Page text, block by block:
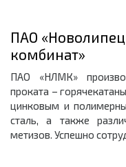
ПАО
комбинат»
ПАО «НЛМК»
проката –
цинковым и
сталь, а также
метизов. Успешно